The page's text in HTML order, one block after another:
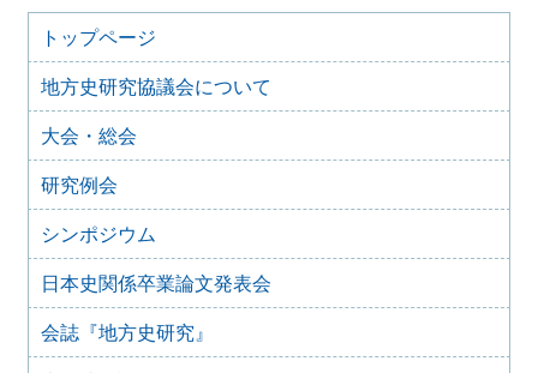
2024年10月27日
地方史研究協議会歴史教育シンポジウム 地方史研究と歴
史教育
2024年8月9日
歴史シンポジウム 水無瀬離宮の黎明と終焉～水無瀬とい
う場を考える
2024年4月16日
四国地域史研究連絡協議会香川大会＋香川歴史学会70周年
記念大会 古代四国における都鄙間・地域間交流（2023年
7月29日）
2023年2月25日
トップページ
地方史研究協議会について
大会・総会
研究例会
シンポジウム
日本史関係卒業論文発表会
会誌『地方史研究』